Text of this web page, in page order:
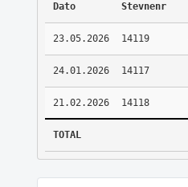
Dato Stevnenr
23.05.2026 14119
24.01.2026 14117
21.02.2026 14118
TOTAL